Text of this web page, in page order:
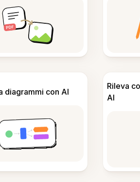
diagrammi con AI
Rileva
AI